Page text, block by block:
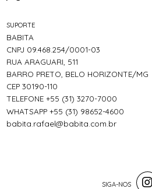
SUPORTE
BABITA
CNPJ 09.468.254/0001-03
RUA ARAGUARI, 511
BARRO PRETO, BELO HORIZONTE/MG
CEP 30190-110
TELEFONE +55 (31) 3270-7000
WHATSAPP +55 (31) 98652-4600
babita.rafael@babita.com.br